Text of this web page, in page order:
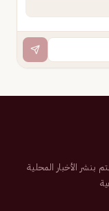
سعودية تم تأسيسها عام 2007م تهتم بنشر الأخبار المحلية